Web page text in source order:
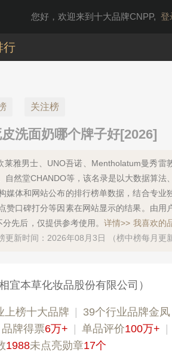
您好，欢迎来到十大品牌CNPP, 登
行
关注榜
洗面奶哪个牌子好[2026]
雅男士、UNO吾诺、Mentholatum曼秀雷敦
然堂CHANDO等，该名录是以大数据算法
媒体和网站公布的排行榜单数据，结合专业
赞口碑打分等因素在网站显示的结果。由用
先后，仅提供参考使用。详情>> 我喜欢的
更新时间：2026年08月3日 （榜中榜每月更新
相宜本草化妆品股份有限公司）
上榜十大品牌
39个行业品牌金凤
品牌得票6万+ 单品评价100万+
1988未点亮勋章17个